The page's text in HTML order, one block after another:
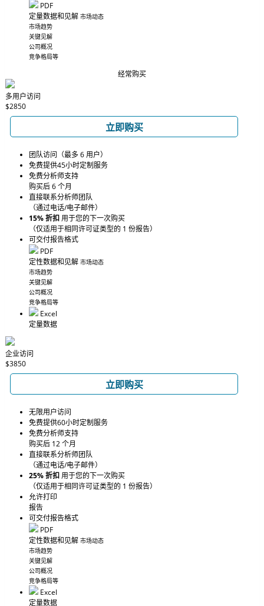
PDF
定量数据和见解 市场动态
市场趋势
关键见解
公司概况
竞争格局等
经常购买
多用户访问
$2850
立即购买
团队访问（最多 6 用户）
免费提供45小时定制服务
免费分析师支持
购买后 6 个月
直接联系分析师团队
（通过电话/电子邮件）
15% 折扣用于您的下一次购买
（仅适用于相同许可证类型的 1 份报告）
可交付报告格式
PDF
定性数据和见解 市场动态
市场趋势
关键见解
公司概况
竞争格局等
Excel
定量数据
企业访问
$3850
立即购买
无限用户访问
免费提供60小时定制服务
免费分析师支持
购买后 12 个月
直接联系分析师团队
（通过电话/电子邮件）
25% 折扣用于您的下一次购买
（仅适用于相同许可证类型的 1 份报告）
允许打印
报告
可交付报告格式
PDF
定性数据和见解 市场动态
市场趋势
关键见解
公司概况
竞争格局等
Excel
定量数据